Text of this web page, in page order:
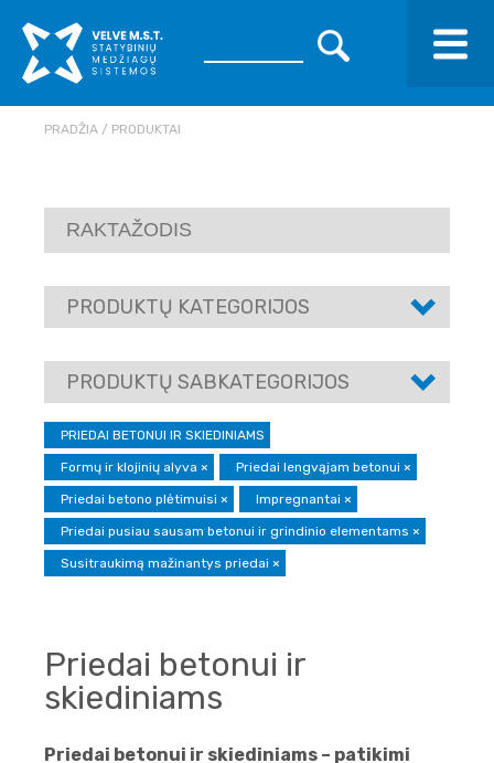
PRADŽIA PRODUKTAI
PRODUKTŲ KATEGORIJOS
PRODUKTŲ SABKATEGORIJOS
PRIEDAI BETONUI IR SKIEDINIAMS
Formų ir klojinių alyva × Priedai lengvąjam betonui ×
Priedai betono plėtimuisi × Impregnantai ×
Priedai pusiau sausam betonui ir grindinio elementams ×
Susitraukimą mažinantys priedai ×
Priedai betonui ir
skiediniams
Priedai betonui ir skiediniams – patikimi